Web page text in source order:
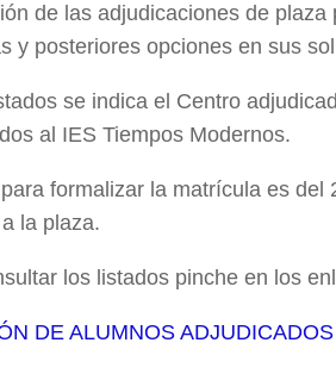
de las adjudicaciones de
y posteriores opciones en sus
se indica el Centro
al IES Tiempos Modernos.
formalizar la matrícula es
la plaza.
los listados pinche en los
DE ALUMNOS